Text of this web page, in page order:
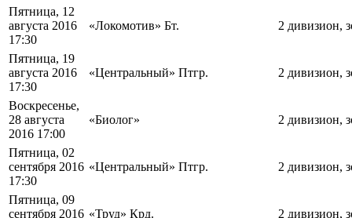
Пятница, 12
августа 2016
17:30
«Локомотив» Бт. 2 дивизион,
Пятница, 19
августа 2016
17:30
«Центральный» Птгр. 2 дивизион,
Воскресенье,
28 августа
2016 17:00
«Биолог» 2 дивизион,
Пятница, 02
сентября 2016
17:30
«Центральный» Птгр. 2 дивизион,
Пятница, 09
сентября 2016 «Труд» Крд. 2 дивизион,